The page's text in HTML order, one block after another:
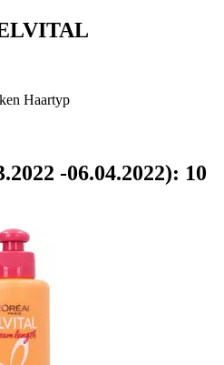
Haartyp
-06.04.2022): 10